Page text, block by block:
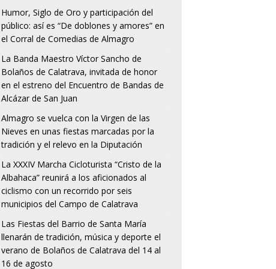
Humor, Siglo de Oro y participación del
público: así es “De doblones y amores” en
el Corral de Comedias de Almagro
La Banda Maestro Víctor Sancho de
Bolaños de Calatrava, invitada de honor
en el estreno del Encuentro de Bandas de
Alcázar de San Juan
Almagro se vuelca con la Virgen de las
Nieves en unas fiestas marcadas por la
tradición y el relevo en la Diputación
La XXXIV Marcha Cicloturista “Cristo de la
Albahaca” reunirá a los aficionados al
ciclismo con un recorrido por seis
municipios del Campo de Calatrava
Las Fiestas del Barrio de Santa María
llenarán de tradición, música y deporte el
verano de Bolaños de Calatrava del 14 al
16 de agosto